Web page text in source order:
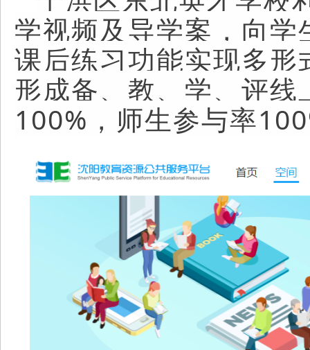
学视频及导学案，向
课后练习功能实现多
形成备、教、学、评
100%，师生参与率